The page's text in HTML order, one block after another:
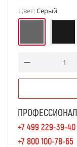
Цвет:Серый
+7 499 229-39-40
+7 800 100-78-65